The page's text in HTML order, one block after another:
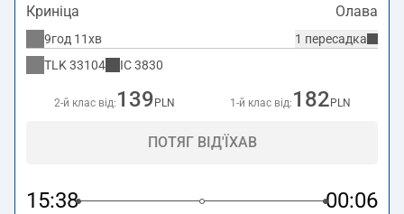
Криніца Олава
1 пересадка
9год 11хв
TLK 33104 IC3830
2-й клас від: 139 PLN 1-й клас від: 182 PLN
ПОТЯГ ВІД'ЇХАВ
15:38 00:06